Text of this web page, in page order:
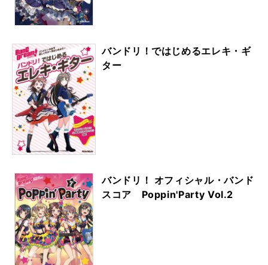
バンドリ！ではじめるエレキ・ギ
ター
バンドリ！ オフィシャル・バンド
スコア Poppin'Party Vol.2